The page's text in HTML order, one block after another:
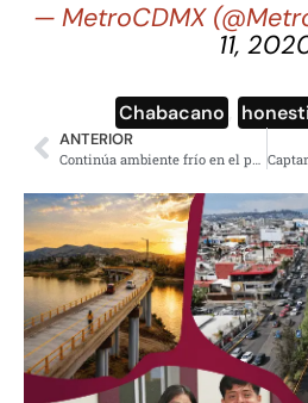
— MetroCDMX
11,
Chabacano
ANTERIOR